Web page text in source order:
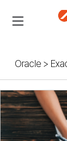
Oracle >